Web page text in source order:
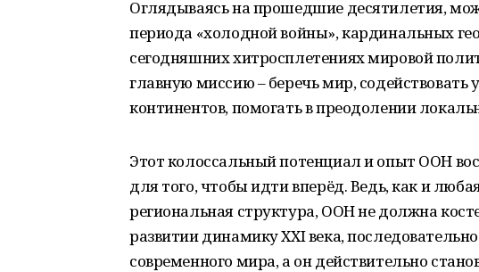
Оглядываясь на прошедшие десятилетия,
периода «холодной войны», кардинальных
сегодняшних хитросплетениях мировой
главную миссию – беречь мир,
континентов, помогать в преодолении
Этот колоссальный потенциал и опыт ООН
для того, чтобы идти вперёд. Ведь, как и
региональная структура, ООН не должна
развитии динамику XXI века,
современного мира, а он действительно